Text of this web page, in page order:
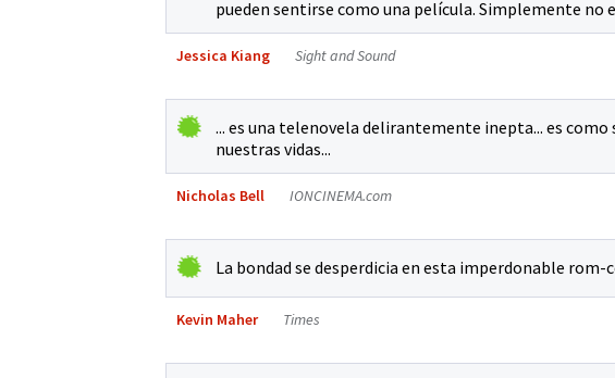
pueden sentirse como una película. Simplemente no
Jessica Kiang Sight and Sound
... es una telenovela delirantemente inepta... es
nuestras vidas...
Nicholas Bell IONCINEMA.com
La bondad se desperdicia en esta imperdonable rom-
Kevin Maher Times